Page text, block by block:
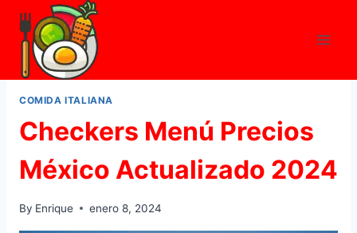
Skip
content
COMIDA ITALIANA
Checkers Menú Precios
México Actualizado 2024
By Enrique enero 8, 2024